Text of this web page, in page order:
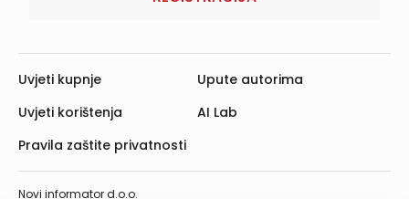
Novi informator d.o.o.
Uvjeti kupnje
Uvjeti korištenja
Pravila zaštite privatnosti
Upute autorima
AI Lab